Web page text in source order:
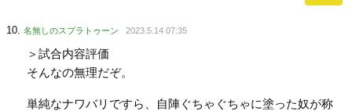
名無しのスプラトゥーン 2023.5.14 07:35
＞試合内容評価
そんなの無理だぞ。
単純なナワバリですら、自陣ぐちゃぐちゃに塗った奴が称